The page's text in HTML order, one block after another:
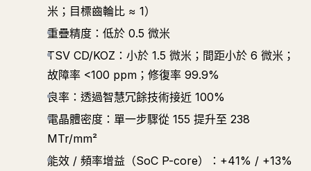
米；目標齒輪比 ≈ 1）
重疊精度：低於 0.5 微米
TSV CD/KOZ：小於 1.5 微米；間距小於 6 微米；
故障率 <100 ppm；修復率 99.9%
良率：透過智慧冗餘技術接近 100%
電晶體密度：單一步驟從 155 提升至 238
MTr/mm²
能效 / 頻率增益（SoC P-core）：+41% / +13%